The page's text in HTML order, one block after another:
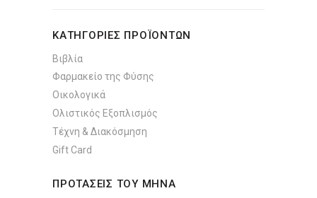
ΚΑΤΗΓΟΡΙΕΣ ΠΡΟΪΟΝΤΩΝ
Βιβλία
Φαρμακείο της Φύσης
Οικολογικά
Ολιστικός Εξοπλισμός
Τέχνη & Διακόσμηση
Gift Card
ΠΡΟΤΑΣΕΙΣ ΤΟΥ ΜΗΝΑ